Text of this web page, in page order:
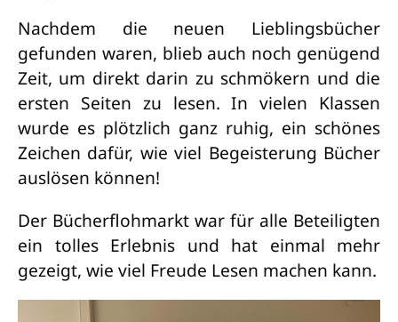
Nachdem die neuen Lieblingsbücher
gefunden waren, blieb auch noch genügend
Zeit, um direkt darin zu schmökern und die
ersten Seiten zu lesen. In vielen Klassen
wurde es plötzlich ganz ruhig, ein schönes
Zeichen dafür, wie viel Begeisterung Bücher
auslösen können!
Der Bücherflohmarkt war für alle Beteiligten
ein tolles Erlebnis und hat einmal mehr
gezeigt, wie viel Freude Lesen machen kann.